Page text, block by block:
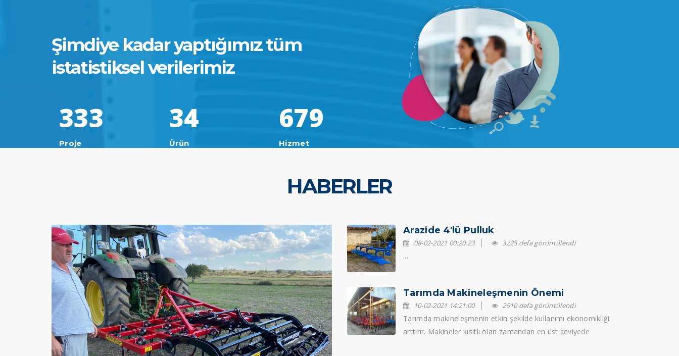
Şimdiye kadar yaptığımız tüm
istatistiksel verilerimiz
333
Proje
34
Ürün
679
Hizmet
HABERLER
Arazide 4'lü Pulluk
08-02-2021 00:20:23 3225 defa görüntülendi
...
Tarımda Makineleşmenin Önemi
10-02-2021 14:21:00 2910 defa görüntülendi
Tarımda makineleşmenin etkin şekilde kullanımı ekonomikliği
arttırır. Makineler kısıtlı olan zamandan en üst seviyede